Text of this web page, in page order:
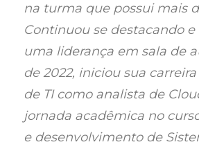
na turma que possui mais
Continuou se destacando
uma liderança em sala de
de 2022, iniciou sua
de TI como analista de
jornada acadêmica no
e desenvolvimento de